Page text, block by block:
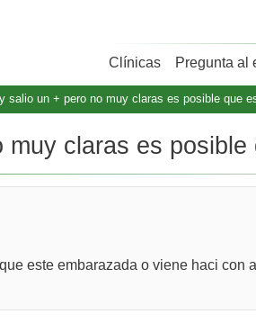
Clínicas Pregunta al
salio un + pero no muy claras es posible que
claras es posible
este embarazada o viene haci con